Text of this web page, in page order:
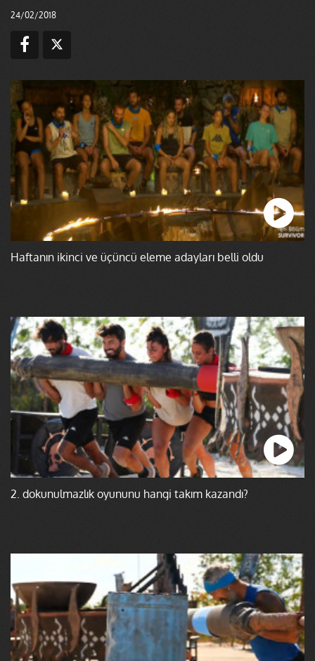
24/02/2018
Haftanın ikinci ve üçüncü eleme adayları belli oldu
2. dokunulmazlık oyununu hangi takım kazandı?